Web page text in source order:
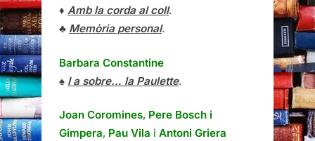
♦ Amb la corda al coll.
♣ Memòria personal.
Barbara Constantine
♠ I a sobre… la Paulette.
Joan Coromines, Pere Bosch i
Gimpera, Pau Vila i Antoni Griera